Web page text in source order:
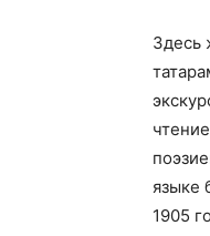
Здесь
языке
1905